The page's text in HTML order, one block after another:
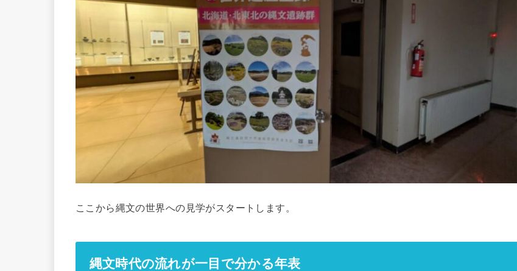
ここから縄文の世界への見学がスタートします。
縄文時代の流れが一目で分かる年表